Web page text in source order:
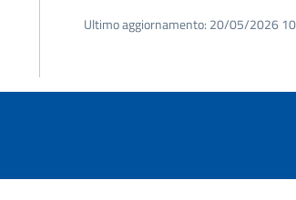
Ultimo aggiornamento: 20/05/2026